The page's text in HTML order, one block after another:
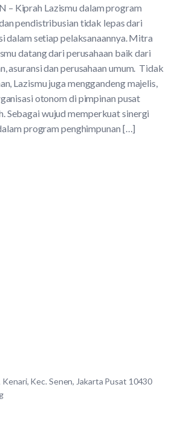
– Kiprah Lazismu dalam program
pendistribusian tidak lepas dari
dalam setiap pelaksanaannya. Mitra
datang dari perusahaan baik dari
asuransi dan perusahaan umum. Tidak
Lazismu juga menggandeng majelis,
otonom di pimpinan pusat
Sebagai wujud memperkuat sinergi
program penghimpunan […]
Kenari, Kec. Senen, Jakarta Pusat 10430